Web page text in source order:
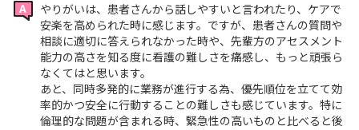
やりがいは、患者さんから話しやすいと言われたり、ケアで
安楽を高められた時に感じます。ですが、患者さんの質問や
相談に適切に答えられなかった時や、先輩方のアセスメント
能力の高さを知る度に看護の難しさを痛感し、もっと頑張ら
なくてはと思います。
あと、同時多発的に業務が進行する為、優先順位を立てて効
率的かつ安全に行動することの難しさも感じています。特に
倫理的な問題が含まれる時、緊急性の高いものと比べると後